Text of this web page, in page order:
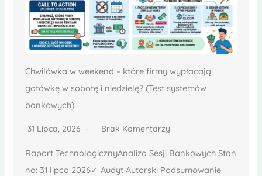
Chwilówka w weekend – które firmy wypłacają
gotówkę w sobotę i niedzielę? (Test systemów
bankowych)
31 Lipca, 2026 Brak Komentarzy
Raport TechnologicznyAnaliza Sesji Bankowych Stan
na: 31 lipca 2026✓ Audyt Autorski Podsumowanie